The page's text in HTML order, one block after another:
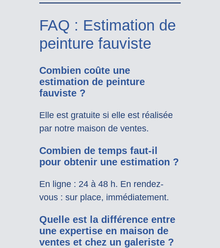
FAQ : Estimation de
peinture fauviste
Combien coûte une
estimation de peinture
fauviste ?
Elle est gratuite si elle est réalisée
par notre maison de ventes.
Combien de temps faut-il
pour obtenir une estimation ?
En ligne : 24 à 48 h. En rendez-
vous : sur place, immédiatement.
Quelle est la différence entre
une expertise en maison de
ventes et chez un galeriste ?